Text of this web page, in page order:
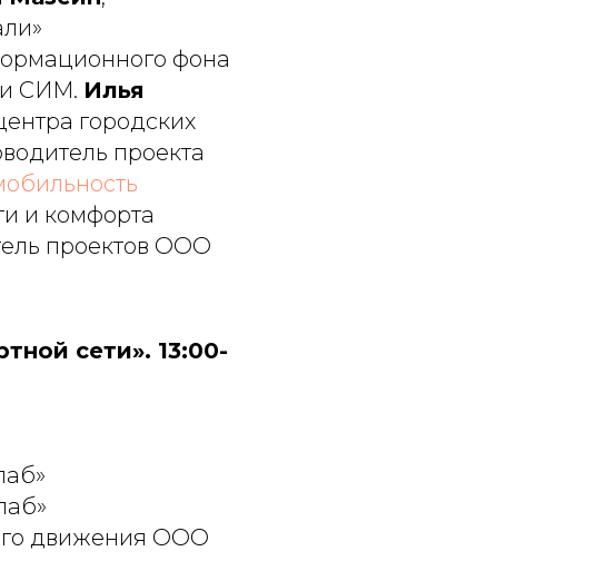
фона
и СИМ. Илья
городских
проекта
и комфорта
проектов ООО
сети». 13:00-
движения ООО